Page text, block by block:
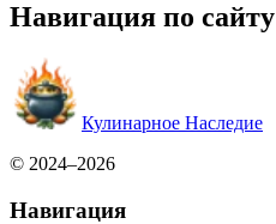
Навигация по сайту
Кулинарное Наследие
© 2024–2026
Навигация